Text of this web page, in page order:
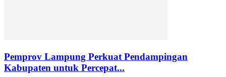
Pemprov Lampung Perkuat Pendampingan
Kabupaten untuk Percepat...